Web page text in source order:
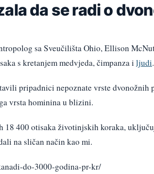
da se radi o
sa Sveučilišta Ohio, Ellison
s kretanjem medvjeda, čimpanza i ljudi.
pripadnici nepoznate vrste dvonožnih
vrsta hominina u blizini.
18 400 otisaka životinjskih koraka,
na sličan način kao mi.
do-3000-godina-pr-kr/